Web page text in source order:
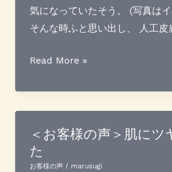
姜
で
ウ
ド
ケ
ー
キ
気になっていたそう。 (写真はイ
そんな時ふと思い出し、 人工皮
＜
客
様
の
声
＞
Read More »
＜お客様の声＞肌にツ
た
お客様の声/ marusugi